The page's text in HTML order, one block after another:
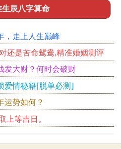
生辰八字算命
，走上人生巅峰
还是苦命鸳鸯,精准婚姻测评
发大财？何时会破财
情秘籍⌈脱单必测⌋
运势如何？
上等吉日。